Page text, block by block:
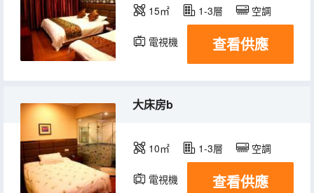
15㎡ 1-3層 空調
電視機 查看供應
大床房b
10㎡ 1-3層 空調
電視機 查看供應